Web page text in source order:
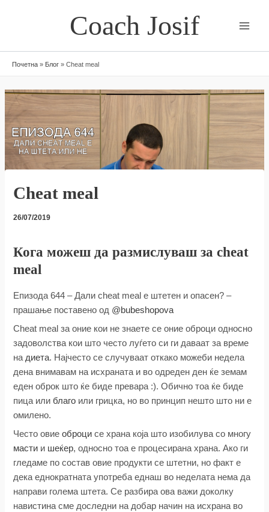
Coach Josif
Почетна » Блог » Cheat meal
Cheat meal
26/07/2019
Кога можеш да размислуваш за cheat
meal
Епизода 644 – Дали cheat meal е штетен и опасен? –
прашање поставено од @bubeshopova
Cheat meal за оние кои не знаете се оние оброци односно
задоволства кои што често луѓето си ги даваат за време
на диета. Најчесто се случуваат откако можеби недела
дена внимавам на исхраната и во одреден ден ќе земам
еден оброк што ќе биде превара :). Обично тоа ќе биде
пица или благо или грицка, но во принцип нешто што ни е
омилено.
Често овиеоброци се храна која што изобилува со многу
масти и шеќер, односно тоа е процесирана храна. Ако ги
гледаме по состав овие продукти се штетни, но факт е
дека еднократната употреба еднаш во неделата нема да
направи голема штета. Се разбира ова важи доколку
навистина сме доследни на добар начин на исхрана во